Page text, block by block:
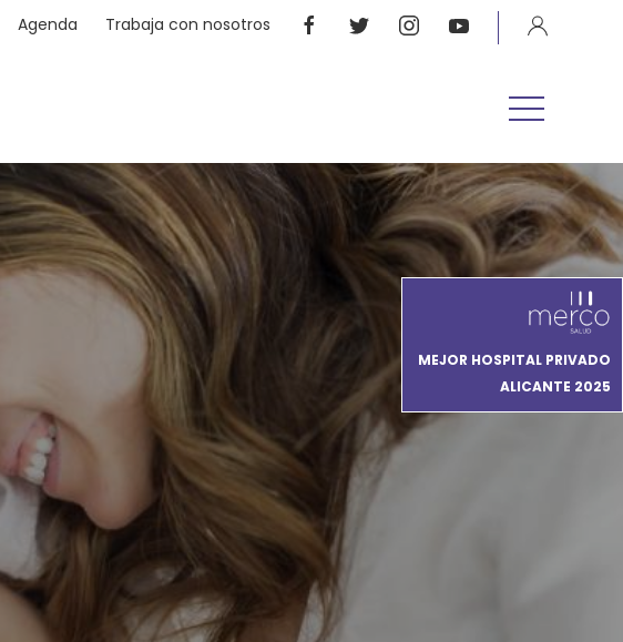
Agenda Trabaja con nosotros
MEJOR HOSPITAL PRIVADO
ALICANTE 2025